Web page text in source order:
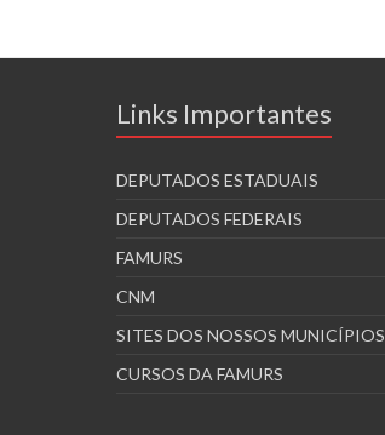
Links Importantes
DEPUTADOS ESTADUAIS
DEPUTADOS FEDERAIS
FAMURS
CNM
SITES DOS NOSSOS MUNICÍPIOS
CURSOS DA FAMURS